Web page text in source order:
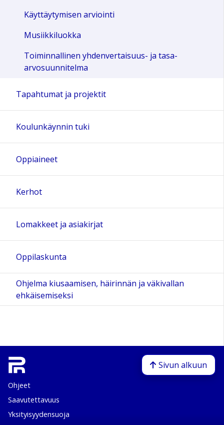
Käyttäytymisen arviointi
Musiikkiluokka
Toiminnallinen yhdenvertaisuus- ja tasa-
arvosuunnitelma
Tapahtumat ja projektit
Koulunkäynnin tuki
Oppiaineet
Kerhot
Lomakkeet ja asiakirjat
Oppilaskunta
Ohjelma kiusaamisen, häirinnän ja väkivallan
ehkäisemiseksi
Ohjeet
Saavutettavuus
Yksityisyydensuoja
Sivun alkuun